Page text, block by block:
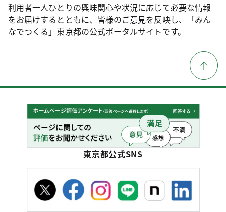
利用者一人ひとりの興味関心や状況に応じて必要な情報
をお届けするとともに、皆様のご意見を反映し、「みん
なでつくる」東京都の公式ポータルサイトです。
東京都公式SNS